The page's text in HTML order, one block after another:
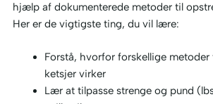
hjælp af dokumenterede metoder til
Her er de vigtigste ting, du vil lære:
Forstå, hvorfor forskellige
ketsjer virker
Lær at tilpasse strenge og pund